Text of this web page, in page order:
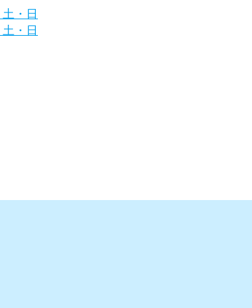
区の犬・猫の専門病